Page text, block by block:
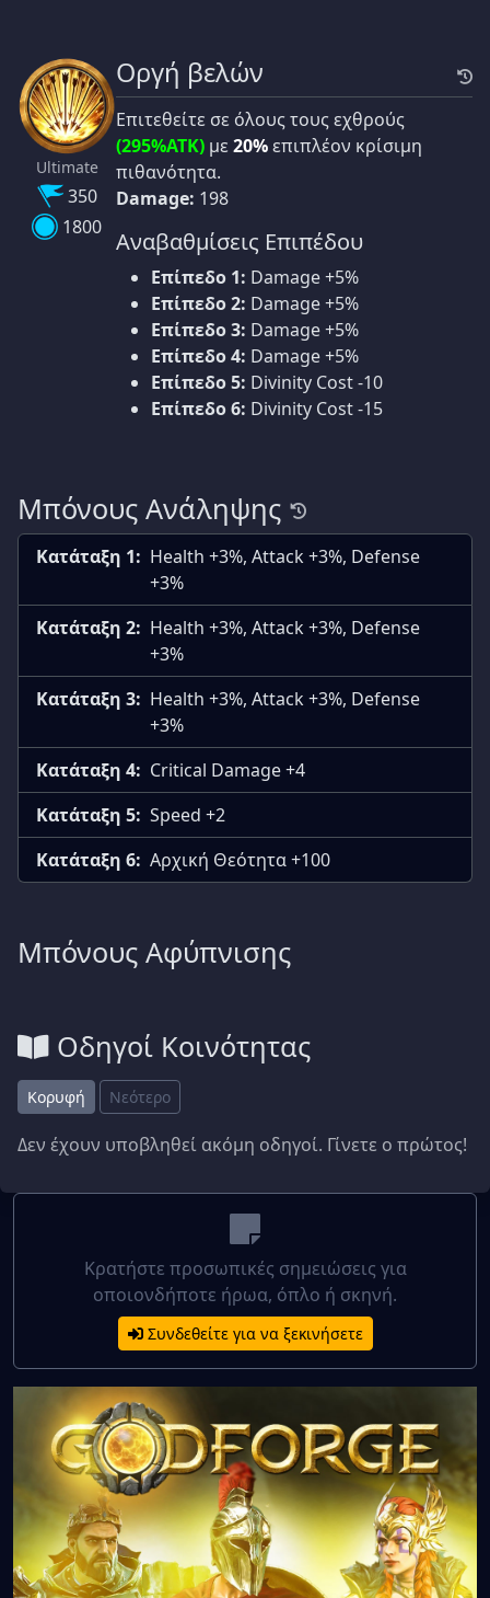
Ultimate
350
1800
Οργή βελών
Επιτεθείτε σε όλους τους εχθρούς
(295%ATK) με 20%επιπλέον κρίσιμη
πιθανότητα.
Damage: 198
Αναβαθμίσεις Επιπέδου
Επίπεδο 1: Damage +5%
Επίπεδο 2: Damage +5%
Επίπεδο 3: Damage +5%
Επίπεδο 4: Damage +5%
Επίπεδο 5: Divinity Cost -10
Επίπεδο 6: Divinity Cost -15
Μπόνους Ανάληψης
Κατάταξη 1: Health +3%, Attack +3%, Defense
+3%
Κατάταξη 2: Health +3%, Attack +3%, Defense
+3%
Κατάταξη 3: Health +3%, Attack +3%, Defense
+3%
Κατάταξη 4: Critical Damage +4
Κατάταξη 5: Speed +2
Κατάταξη 6: Αρχική Θεότητα +100
Μπόνους Αφύπνισης
Οδηγοί Κοινότητας
Κορυφή Νεότερο
Δεν έχουν υποβληθεί ακόμη οδηγοί. Γίνετε ο πρώτος!
Κρατήστε προσωπικές σημειώσεις για
οποιονδήποτε ήρωα, όπλο ή σκηνή.
Συνδεθείτε για να ξεκινήσετε